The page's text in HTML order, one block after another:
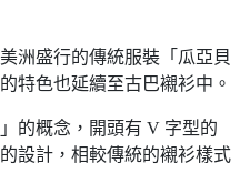
洲盛行的傳統服裝「瓜亞貝
特色也延續至古巴襯衫中。
的概念，開頭有 V 字型的
設計，相較傳統的襯衫樣式